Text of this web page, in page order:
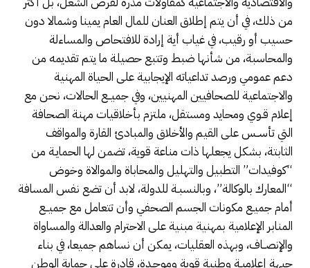
من ذلك، في أن يتم إطلاق العنان للمال العام يمينا وشمالا دون
حسيب أو رقيب، في غياب أية إرادة للافتحاص والمساءلة
والمحاسبة، من شأنها ضبط وتتبع حصيلة ما يتم تقديمه من
دعم عمومي ورصد تداعياته الإيجابية على الحياة المهنية
والاجتماعية للصحافيين المهنيين، وفي جميــع الحالات، نحن مع
إعلام قـوي ومحايد ومستقل، ملتزم بأخلاقيات مهنة الصحافة
التي تأســس على القيم والأخلاق والمبادئ القارة والمواقف
الثابتة، بشكل يجعلها ذات مناعة قوية، تضمن لها الحمايـة من
“كوفيدات” التطبيل والتهليل والمحاباة والموالاة وخوض
“المعارك بالوكالة”، وبالنسبـة للدولة، لابد أن تضع نفس المسافة
أمام جميـع مكونات الجسم الصحفي وأن تتعامل مع جميــع
المنابر الإعلامية بمهنية مبنية على الاحترام والعدالة والمساواة
والإنصــاف، وبهذه العقليات، يمكن أن نساهم جميعا، في بناء
جبهة إعلاميـة وطنية قوية وموحـدة، قادرة على حماية الوطن